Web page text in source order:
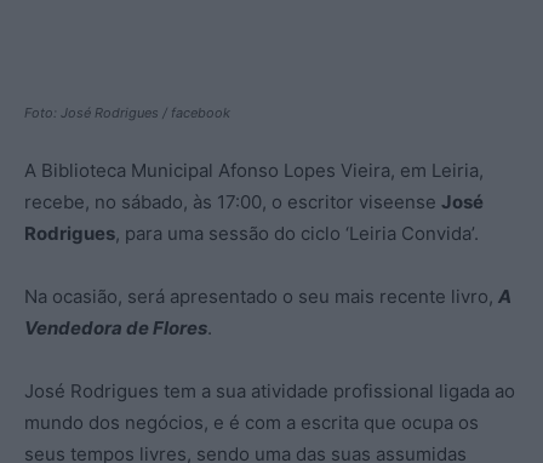
Foto: José Rodrigues / facebook
A Biblioteca Municipal Afonso Lopes Vieira, em Leiria,
recebe, no sábado, às 17:00, o escritor viseense José
Rodrigues, para uma sessão do ciclo ‘Leiria Convida’.
Na ocasião, será apresentado o seu mais recente livro, A
Vendedora de Flores.
José Rodrigues tem a sua atividade profissional ligada ao
mundo dos negócios, e é com a escrita que ocupa os
seus tempos livres, sendo uma das suas assumidas